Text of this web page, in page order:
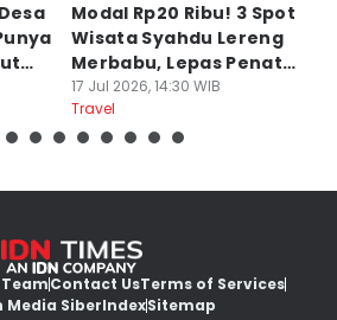
Modal Rp20 Ribu! 3 Spot
Wisata Syahdu Lereng
Merbabu, Lepas Penat
akhir Pekan!
17 Jul 2026, 14:30 WIB
Travel
Contact UsTerms of Services
Media SiberIndexSitemap